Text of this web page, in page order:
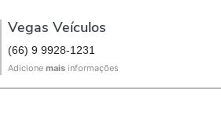
Vegas Veículos
(66) 9 9928-1231
Adicione mais informações